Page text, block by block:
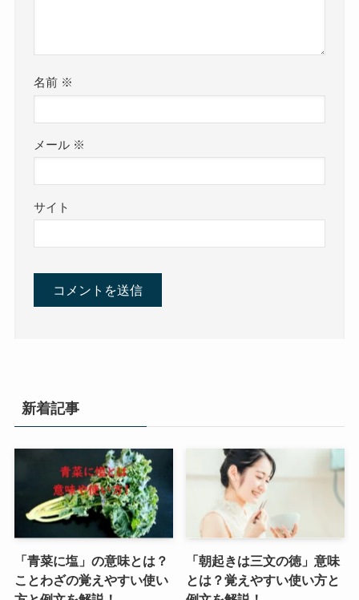
名前 ※
メール ※
サイト
新着記事
「青菜に塩」の意味とは？
ことわざの覚えやすい使い
「朝起きは三文の徳」意味
とは？覚えやすい使い方と